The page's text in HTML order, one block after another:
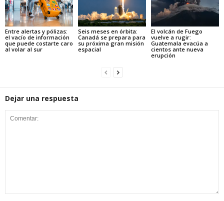
Entre alertas y pólizas:
el vacío de información
que puede costarte caro
al volar al sur
Seis meses en órbita:
Canadá se prepara para
su próxima gran misión
espacial
El volcán de Fuego
vuelve a rugir:
Guatemala evacúa a
cientos ante nueva
erupción
Dejar una respuesta